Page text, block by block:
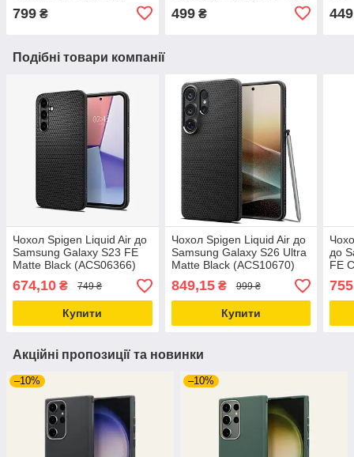
799 ₴ 499₴ 449
Подібні товари компанії
Чохол Spigen Liquid Air до
Samsung Galaxy S23 FE
Matte Black (ACS06366)
674,10 ₴ 749 ₴
Купити
Чохол Spigen Liquid Air до
Samsung Galaxy S26 Ultra
Matte Black (ACS10670)
849,15₴ 999 ₴
Купити
до
FE
Акційні пропозиції та новинки
–10% –10%